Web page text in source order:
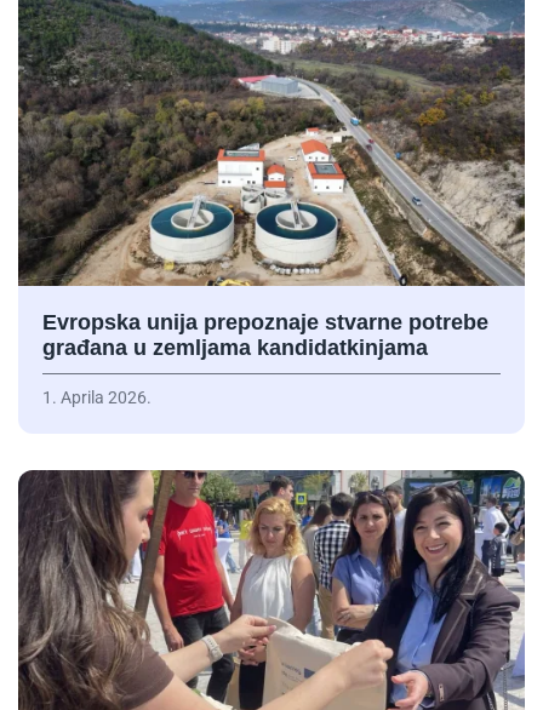
Evropska unija prepoznaje stvarne potrebe
građana u zemljama kandidatkinjama
1. Aprila 2026.